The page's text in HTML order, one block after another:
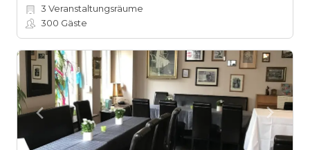
3 Veranstaltungsräume
300 Gäste